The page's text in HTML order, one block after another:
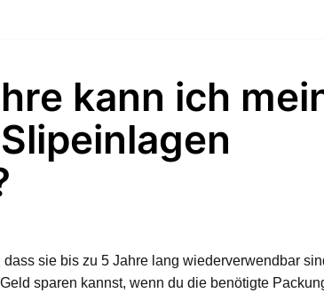
kann ich
sie bis zu 5 Jahre lang wiederverwendbar
sparen kannst, wenn du die benötigte